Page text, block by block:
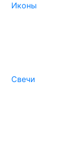
Иконы
Свечи